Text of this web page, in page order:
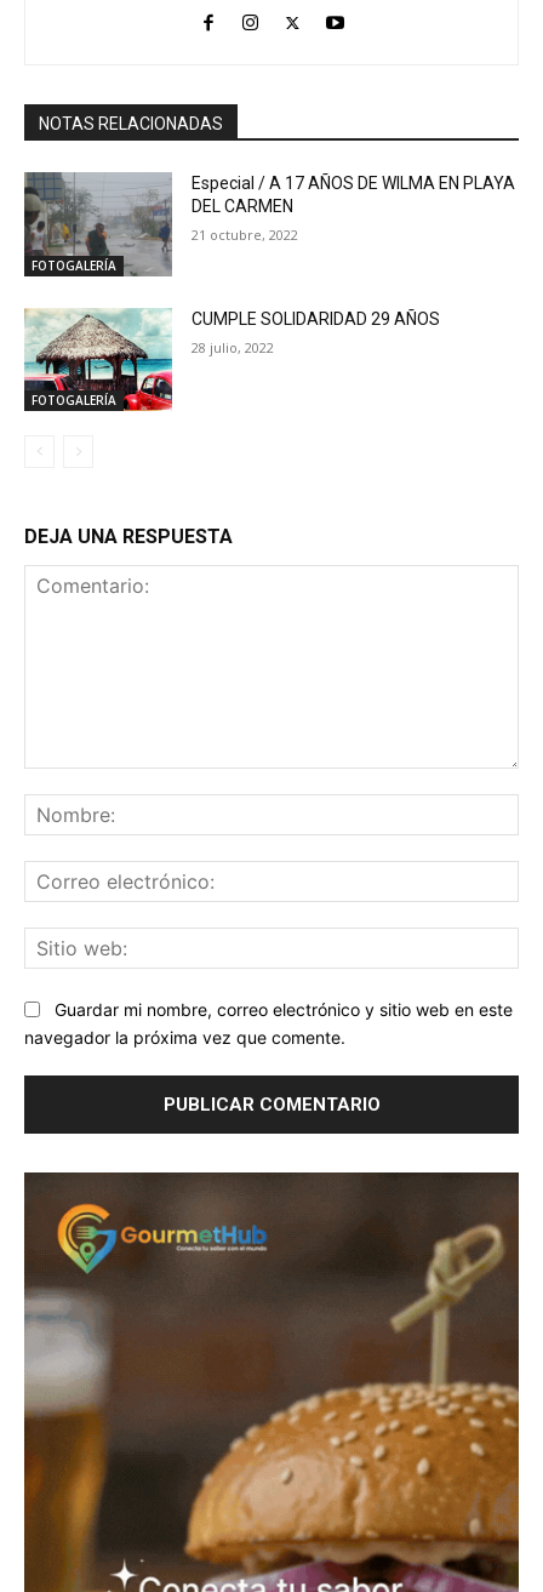
NOTAS RELACIONADAS
FOTOGALERÍA
Especial / A 17 AÑOS DE WILMA EN PLAYA
DEL CARMEN
21 octubre, 2022
FOTOGALERÍA
CUMPLE SOLIDARIDAD 29 AÑOS
28 julio, 2022
DEJA UNA RESPUESTA
Guardar mi nombre, correo electrónico y sitio web en este
navegador la próxima vez que comente.